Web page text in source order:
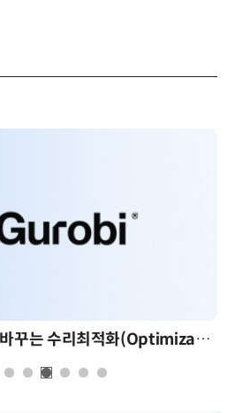
AI 시대의 의사결정을 바꾸는 수리최적화(Optimization): 실제 산업 적용 사례와 활용 전략